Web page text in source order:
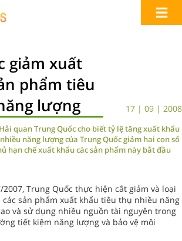
giảm xuất
phẩm tiêu
lượng
17 | 09 | 2008
quan Trung Quốc cho biết tỷ lệ tăng xuất khẩu
năng lượng của Trung Quốc giảm hai con số
hạn chế xuất khẩu các sản phẩm này bắt đầu
Trung Quốc thực hiện cắt giảm và loại
sản phẩm xuất khẩu tiêu thụ nhiều năng
và sử dụng nhiều nguồn tài nguyên trong
tiết kiệm năng lượng và bảo vệ môi